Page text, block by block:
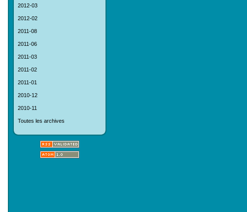
2012-03
2012-02
2011-08
2011-06
2011-03
2011-02
2011-01
2010-12
2010-11
Toutes les archives